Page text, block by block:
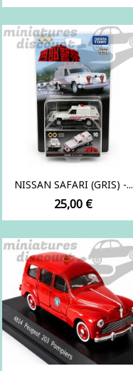
NISSAN SAFARI (GRIS) -...
Prix
25,00 €